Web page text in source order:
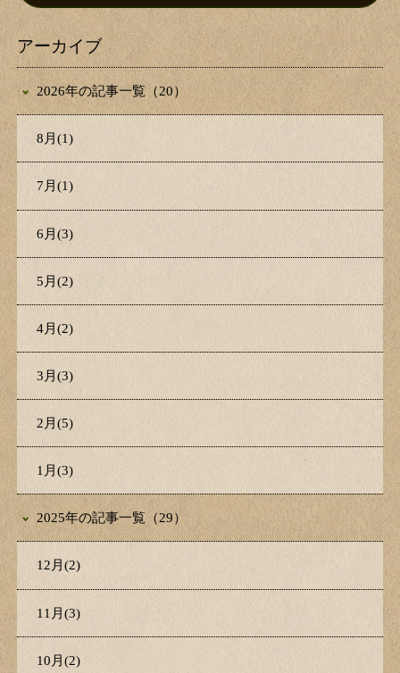
アーカイブ
2026年の記事一覧（20）
8月(1)
7月(1)
6月(3)
5月(2)
4月(2)
3月(3)
2月(5)
1月(3)
2025年の記事一覧（29）
12月(2)
11月(3)
10月(2)